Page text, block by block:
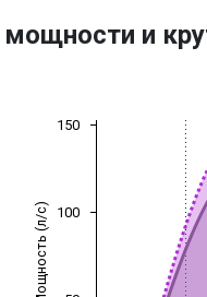
мощности и
Мощность (л/с) 100
150